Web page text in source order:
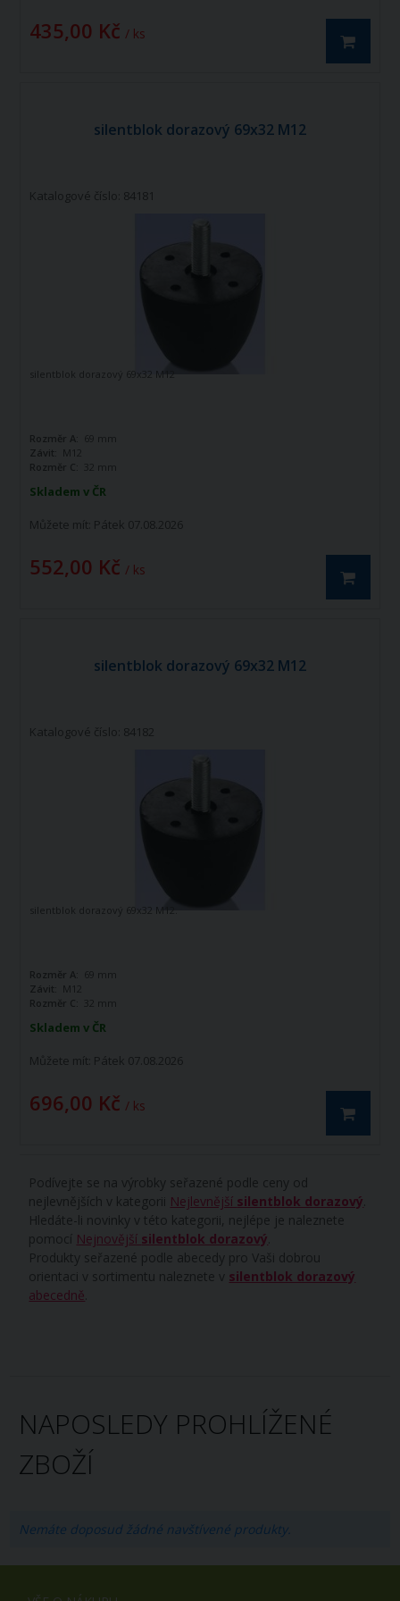
435,00 Kč / ks
silentblok dorazový 69x32 M12
Katalogové číslo: 84181
Skladem v ČR
Můžete mít: Pátek 07.08.2026
552,00 Kč / ks
silentblok dorazový 69x32 M12
Rozměr A: 69 mm
Závit: M12
Rozměr C:
32 mm
silentblok dorazový 69x32 M12
Katalogové číslo: 84182
Skladem v ČR
Můžete mít: Pátek 07.08.2026
696,00 Kč / ks
silentblok dorazový 69x32 M12.
Rozměr A: 69 mm
Závit: M12
Rozměr C:
32 mm
Podívejte se na výrobky seřazené podle ceny od
nejlevnějších v kategorii Nejlevnější silentblok dorazový
Hledáte-li novinky v této kategorii, nejlépe je naleznete
pomocí Nejnovější silentblok dorazový
Produkty seřazené podle abecedy pro Vaši dobrou
orientaci v sortimentu naleznete v silentblok dorazový
abecedně
NAPOSLEDY PROHLÍŽENÉ
ZBOŽÍ
Nemáte doposud žádné navštívené produkty.